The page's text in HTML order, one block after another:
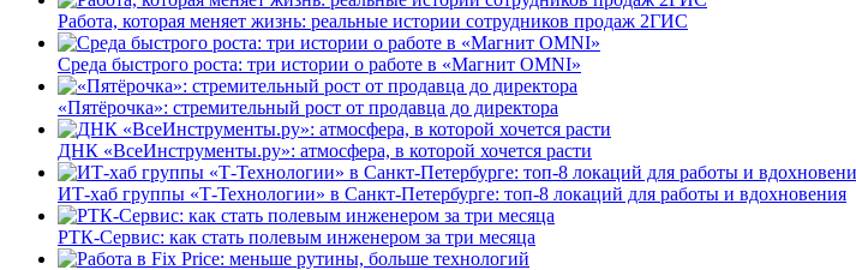
Работа, которая меняет жизнь: реальные истории сотрудников продаж 2ГИС
Среда быстрого роста: три истории о работе в «Магнит OMNI»
«Пятёрочка»: стремительный рост от продавца до директора
ДНК «ВсеИнструменты.ру»: атмосфера, в которой хочется расти
ИТ-хаб группы «Т-Технологии» в Санкт-Петербурге: топ-8 локаций для работы и вдохновения
РТК-Сервис: как стать полевым инженером за три месяца